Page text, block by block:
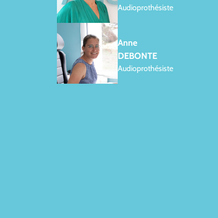
Audioprothésiste
Anne
DEBONTE
Audioprothésiste